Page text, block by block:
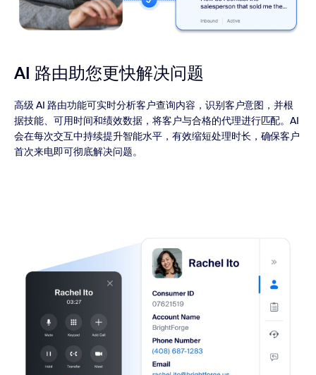
AI 路由助您更快解决问题
高级 AI 路由功能可实时分析客户查询内容，识别客户意图，并根
据技能、可用时间和绩效数据，将客户与合格的代理进行匹配。AI
会在每次交互中持续提升智能水平，有效缩短处理时长，确保客户
首次来电即可彻底解决问题。